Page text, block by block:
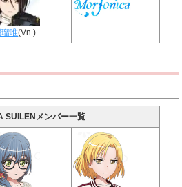
瑠唯(Vn.)
SUILENメンバー一覧